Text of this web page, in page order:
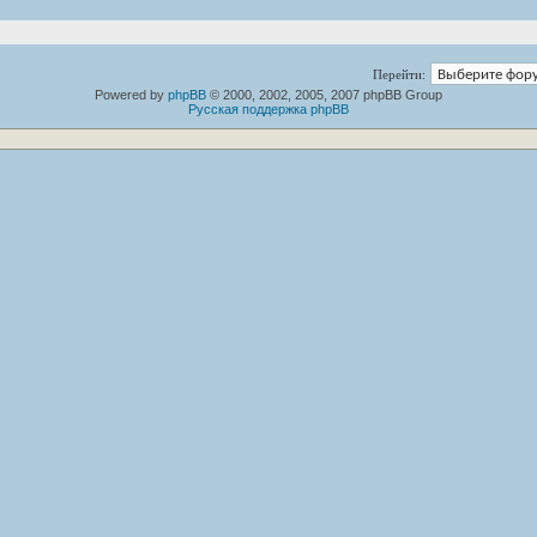
Перейти:
Powered by phpBB © 2000, 2002, 2005, 2007 phpBB Group
Русская поддержка phpBB